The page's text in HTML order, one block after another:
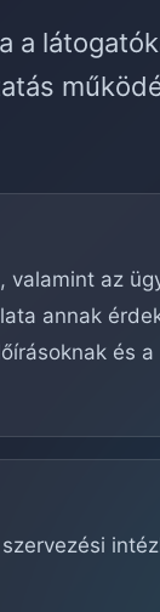
a
az
annak
és